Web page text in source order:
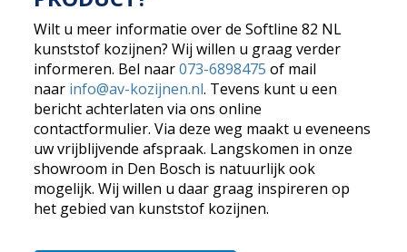
Wilt u meer informatie over de Softline 82 NL
kunststof kozijnen? Wij willen u graag verder
informeren. Bel naar073-6898475 of mail
naar info@av-kozijnen.nl. Tevens kunt u een
bericht achterlaten via ons online
contactformulier. Via deze weg maakt u eveneens
uw vrijblijvende afspraak. Langskomen in onze
showroom in Den Bosch is natuurlijk ook
mogelijk. Wij willen u daar graag inspireren op
het gebied van kunststof kozijnen.